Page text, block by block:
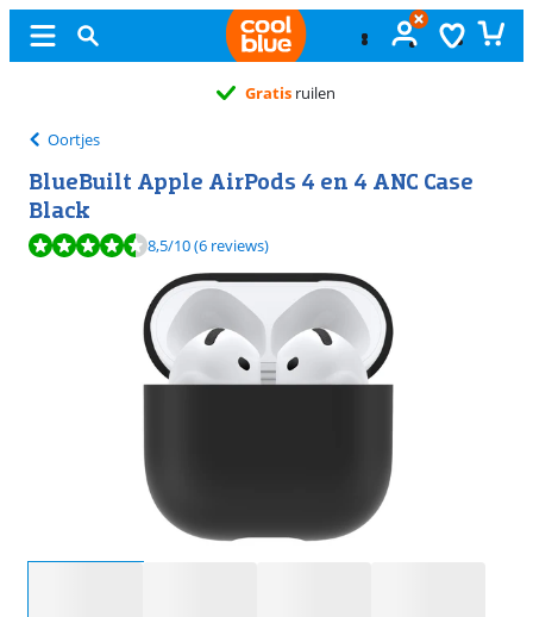
Gratis ruilen
Oortjes
BlueBuilt Apple AirPods 4 en 4 ANC Case
Black
Beoordeling is 8,5 van de 10, gebaseerd op 6 reviews.
8,5/10(6 reviews)